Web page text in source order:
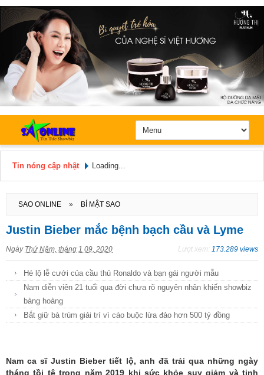
Tin nóng cập nhật Loading...
SAO ONLINE » BÍ MẬT SAO
Justin Bieber mắc bệnh bạch cầu và Lyme
Ngày Thứ Năm, tháng 1 09, 2020 Lượt xem: 173.289 views
Hé lộ lễ cưới của cầu thủ Ronaldo và bạn gái người mẫu
Nam diễn viên 21 tuổi qua đời chưa rõ nguyên nhân khiến showbiz
bàng hoàng
Bắt giữ bà trùm giải trí vì cáo buộc lừa đảo hơn 500 tỷ đồng
Nam ca sĩ Justin Bieber tiết lộ, anh đã trải qua những ngày
tháng tồi tệ trong năm 2019 khi sức khỏe suy giảm và tinh